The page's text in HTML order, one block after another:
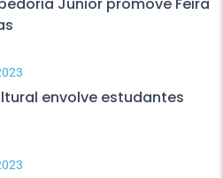
Júnior promove Feira
envolve estudantes